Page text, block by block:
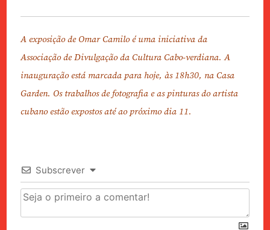
A exposição de Omar Camilo é uma iniciativa da
Associação de Divulgação da Cultura Cabo-verdiana. A
inauguração está marcada para hoje, às 18h30, na Casa
Garden. Os trabalhos de fotografia e as pinturas do artista
cubano estão expostos até ao próximo dia 11.
Subscrever